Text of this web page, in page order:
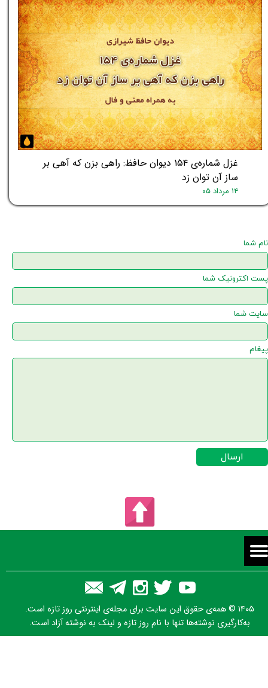
غزل شماره‌ی ۱۵۴ دیوان حافظ: راهی بزن که آهی بر
ساز آن توان زد
۱۴ مرداد ۰۵
نام شما
پست اکترونیک شما
سایت شما
پیغام
ارسال
۱۴۰۵ © همه‌ی حقوق این سایت برای مجله‌ی اینترنتی روز تازه است.
به‌کارگیری نوشته‌ها تنها با نام روز تازه و لینک به نوشته آزاد است.